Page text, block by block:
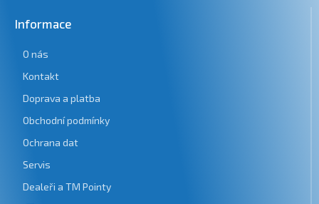
Informace
O nás
Kontakt
Doprava a platba
Obchodní podmínky
Ochrana dat
Servis
Dealeři a TM Pointy